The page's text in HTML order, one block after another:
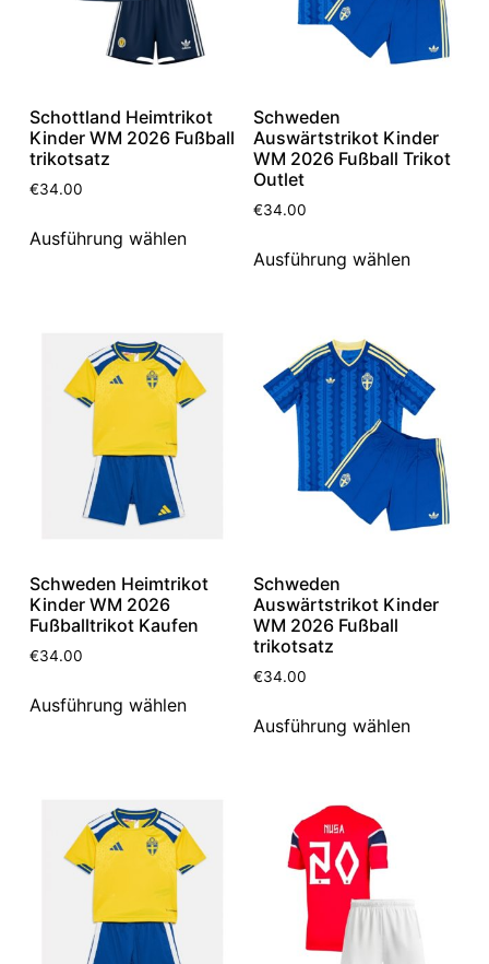
Schottland Heimtrikot
Kinder WM 2026 Fußball
trikotsatz
€34.00
Ausführung wählen
Schweden
Auswärtstrikot Kinder
WM 2026 Fußball Trikot
Outlet
€34.00
Ausführung wählen
Schweden Heimtrikot
Kinder WM 2026
Fußballtrikot Kaufen
€34.00
Ausführung wählen
Schweden
Auswärtstrikot Kinder
WM 2026 Fußball
trikotsatz
€34.00
Ausführung wählen